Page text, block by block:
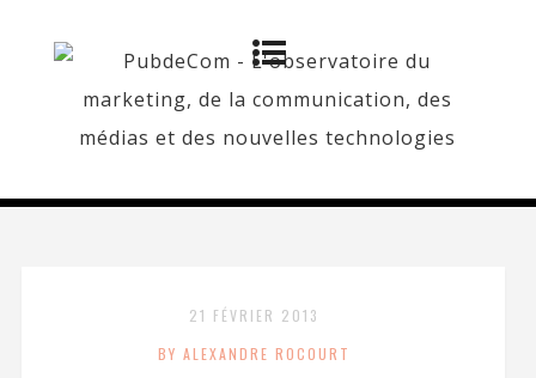
21 FÉVRIER 2013
BY ALEXANDRE ROCOURT